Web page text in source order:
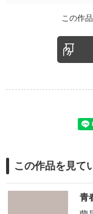
この作
この作品を見て
青